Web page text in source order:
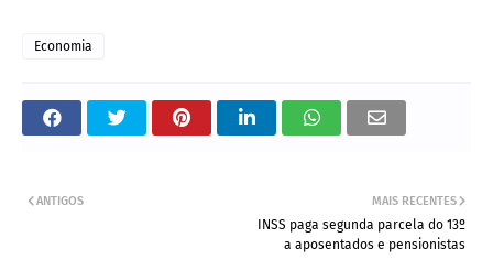
Economia
MAIS RECENTES
INSS paga segunda parcela do 13º
a aposentados e pensionistas
ANTIGOS